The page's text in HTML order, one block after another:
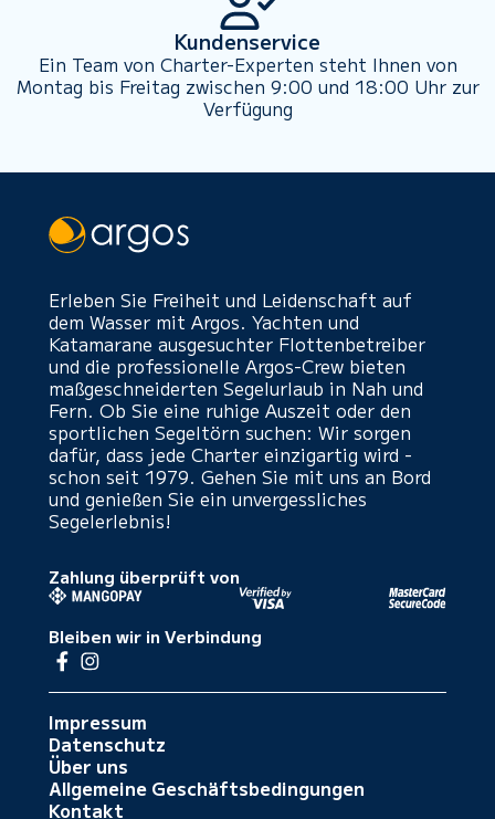
Kundenservice
Ein Team von Charter-Experten steht Ihnen von
Montag bis Freitag zwischen 9:00 und 18:00 Uhr zur
Verfügung
Erleben Sie Freiheit und Leidenschaft auf
dem Wasser mit Argos. Yachten und
Katamarane ausgesuchter Flottenbetreiber
und die professionelle Argos-Crew bieten
maßgeschneiderten Segelurlaub in Nah und
Fern. Ob Sie eine ruhige Auszeit oder den
sportlichen Segeltörn suchen: Wir sorgen
dafür, dass jede Charter einzigartig wird -
schon seit 1979. Gehen Sie mit uns an Bord
und genießen Sie ein unvergessliches
Segelerlebnis!
Zahlung überprüft von
Bleiben wir in Verbindung
Impressum
Datenschutz
Über uns
Allgemeine Geschäftsbedingungen
Kontakt